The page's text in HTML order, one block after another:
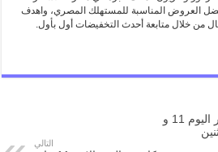
العروض المناسبة للمستهلك المصري، واهدف
من خلال متابعة أحدث التخفيضات أول بأول.
عروض باريس هايبر قطر اليوم 11 و
التالي